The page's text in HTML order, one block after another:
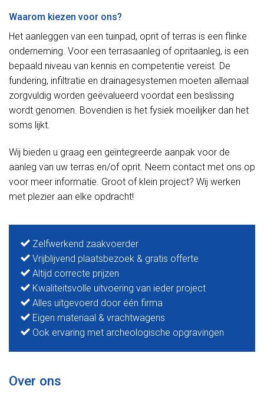
Waarom kiezen voor ons?
Het aanleggen van een tuinpad, oprit of terras is een flinke
onderneming. Voor een terrasaanleg of opritaanleg, is een
bepaald niveau van kennis en competentie vereist. De
fundering, infiltratie en drainagesystemen moeten allemaal
zorgvuldig worden geëvalueerd voordat een beslissing
wordt genomen. Bovendien is het fysiek moeilijker dan het
soms lijkt.
Wij bieden u graag een geïntegreerde aanpak voor de
aanleg van uw terras en/of oprit. Neem contact met ons op
voor meer informatie. Groot of klein project? Wij werken
met plezier aan elke opdracht!
Zelfwerkend zaakvoerder
Vrijblijvend plaatsbezoek & gratis offerte
Altijd correcte prijzen
Kwaliteitsvolle uitvoering van ieder project
Alles uitgevoerd door één firma
Eigen materiaal & vrachtwagens
Ook ervaring met archeologische opgravingen
Over ons